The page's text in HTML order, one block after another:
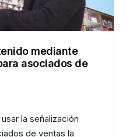
mediante
asociados de
la señalización
de ventas la